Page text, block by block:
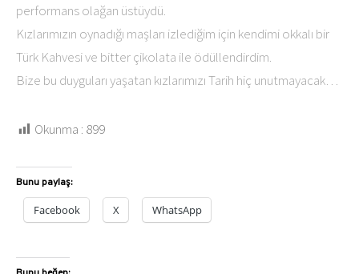
performans olağan üstüydü.
Kızlarımızın oynadığı maşları izlediğim için kendimi okkalı bir
Türk Kahvesi ve bitter çikolata ile ödüllendirdim.
Bize bu duyguları yaşatan kızlarımızı Tarih hiç unutmayacak…
Okunma : 899
Bunu paylaş:
Facebook X WhatsApp